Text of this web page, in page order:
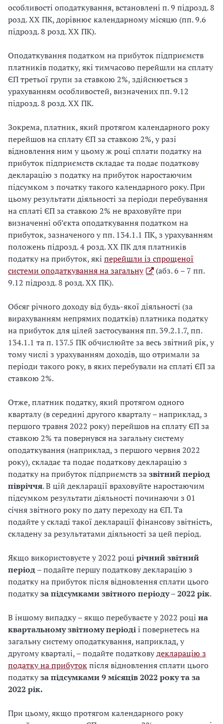
особливості оподаткування, встановлені п. 9 підрозд. 8
розд. ХХ ПК, дорівнює календарному місяцю (пп. 9.6
підрозд. 8 розд. ХХ ПК).
Оподаткування податком на прибуток підприємств
платників податку, які тимчасово перейшли на сплату
ЄП третьої групи за ставкою 2%, здійснюється з
урахуванням особливостей, визначених пп. 9.12
підрозд. 8 розд. ХХ ПК.
Зокрема, платник, який протягом календарного року
перейшов на сплату ЄП за ставкою 2%, у разі
відновлення ним у цьому ж році сплати податку на
прибуток підприємств складає та подає податкову
декларацію з податку на прибуток наростаючим
підсумком з початку такого календарного року. При
цьому результати діяльності за періоди перебування
на сплаті ЄП за ставкою 2% не враховуйте при
визначенні об’єкта оподаткування податком на
прибуток, зазначеного у пп. 134.1.1 ПК, з урахуванням
положень підрозд. 4 розд. ХХ ПК для платників
податку на прибуток, які перейшли із спрощеної
системи оподаткування на загальну
(абз. 6 – 7 пп.
9.12 підрозд. 8 розд. ХХ ПК).
Обсяг річного доходу від будь-якої діяльності (за
вирахуванням непрямих податків) платника податку
на прибуток для цілей застосування пп. 39.2.1.7, пп.
134.1.1 та п. 137.5 ПК обчислюйте за весь звітний рік, у
тому числі з урахуванням доходів, що отримали за
періоди такого року, в яких перебували на сплаті ЄП за
ставкою 2%.
Отже, платник податку, який протягом одного
кварталу (в середині другого кварталу – наприклад, з
першого травня 2022 року) перейшов на сплату ЄП за
ставкою 2% та повернувся на загальну систему
оподаткування (наприклад, з першого червня 2022
року), складає та подає податкову декларацію з
податку на прибуток підприємств зазвітний період
півріччя. В цій декларації враховуйте наростаючим
підсумком результати діяльності починаючи з 01
січня звітного року по дату переходу на ЄП. Та
подайте у складі такої декларації фінансову звітність,
складену за результатами діяльності за цей період.
Якщо використовуєте у 2022 році річний звітний
період– подайте першу податкову декларацію з
податку на прибуток після відновлення сплати цього
податкуза підсумками звітного періоду – 2022 рік.
В іншому випадку – якщо перебуваєте у 2022 році на
квартальному звітному періодіі повернетесь на
загальну систему оподаткування, наприклад, у
другому кварталі, – подайте податковудекларацію з
податку на прибутокпісля відновлення сплати цього
податкуза підсумками 9 місяців 2022 року та за
2022 рік.
При цьому, якщо протягом календарного року